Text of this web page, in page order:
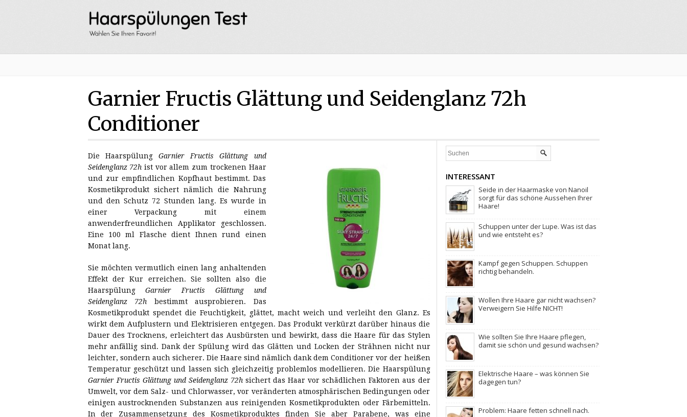
Garnier Fructis Glättung und Seidenglanz 72h
Conditioner
Die Haarspülung Garnier Fructis Glättung und
Seidenglanz 72h ist vor allem zum trockenen Haar
und zur empfindlichen Kopfhaut bestimmt. Das
Kosmetikprodukt sichert nämlich die Nahrung
und den Schutz 72 Stunden lang. Es wurde in
einer Verpackung mit einem
anwenderfreundlichen Applikator geschlossen.
Eine 100 ml Flasche dient Ihnen rund einen
Monat lang.
Sie möchten vermutlich einen lang anhaltenden
Effekt der Kur erreichen. Sie sollten also die
HaarspülungGarnier Fructis Glättung und
Seidenglanz 72h bestimmt ausprobieren. Das
Kosmetikprodukt spendet die Feuchtigkeit, glättet, macht weich und verleiht den Glanz. Es
wirkt dem Aufplustern und Elektrisieren entgegen. Das Produkt verkürzt darüber hinaus die
Dauer des Trocknens, erleichtert das Ausbürsten und bewirkt, dass die Haare für das Stylen
mehr anfällig sind. Dank der Spülung wird das Glätten und Locken der Strähnen nicht nur
leichter, sondern auch sicherer. Die Haare sind nämlich dank dem Conditioner vor der heißen
Temperatur geschützt und lassen sich gleichzeitig problemlos modellieren. Die Haarspülung
Garnier Fructis Glättung und Seidenglanz 72hsichert das Haar vor schädlichen Faktoren aus der
Umwelt, vor dem Salz- und Chlorwasser, vor veränderten atmosphärischen Bedingungen oder
einigen austrocknenden Substanzen aus reinigenden Kosmetikprodukten oder Färbemitteln.
In der Zusammensetzung des Kosmetikproduktes finden Sie aber Parabene, was eine
INTERESSANT
Seide in der Haarmaske von Nanoil
sorgt für das schöne Aussehen Ihrer
Haare!
Schuppen unter der Lupe. Was ist das
und wie entsteht es?
Kampf gegen Schuppen. Schuppen
richtig behandeln.
Wollen Ihre Haare gar nicht wachsen?
Verweigern Sie Hilfe NICHT!
Wie sollten Sie Ihre Haare pflegen,
damit sie schön und gesund wachsen?
Elektrische Haare – was können Sie
dagegen tun?
Problem: Haare fetten schnell nach.